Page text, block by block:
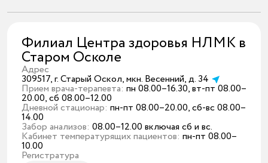
Филиал Центра здоровья НЛМК в
Старом Осколе
Адрес
309517, г. Старый Оскол, мкн. Весенний, д. 34
Прием врача-терапевта: пн 08.00–16.30, вт-пт 08.00–
20.00, сб 08.00–12.00
Дневной стационар: пн-пт 08.00–20.00, сб-вс 08.00–
14.00
Забор анализов: 08.00–12.00 включая сб и вс.
Кабинет температурящих пациентов: пн-пт 08.00–
10.00
Регистратура